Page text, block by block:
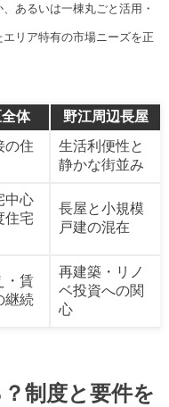
あるいは一棟丸ごと活用・
リア特有の市場ニーズを正
体 野江周辺長屋
の住
生活利便性と
静かな街並み
中心
住宅
長屋と小規模
戸建の混在
・賃
継続
再建築・リノ
ベ投資への関
心
制度と要件を